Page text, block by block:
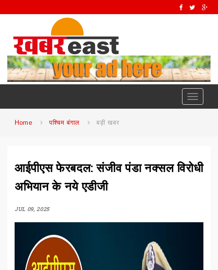
Toggle
Home पश्चिम बंगाल बड़ी खबर
आईपीएस फेरबदल: संजीव पंडा नक्सल विरोधी
अभियान के नये एडीजी
JUL 09, 2025